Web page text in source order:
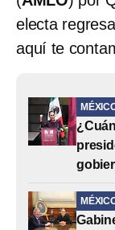
electa
aquí te